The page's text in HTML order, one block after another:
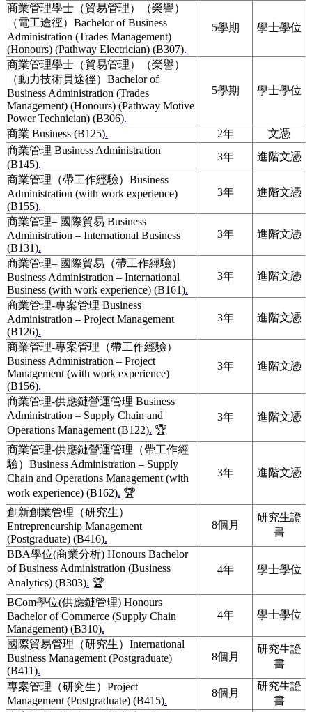
商業管理學士（貿易管理）（榮譽）
（電工途徑）Bachelor of Business
Administration (Trades Management)
(Honours) (Pathway Electrician) (B307).
5學期 學士學位
商業管理學士（貿易管理）（榮譽）
（動力技術員途徑）Bachelor of
Business Administration (Trades
Management) (Honours) (Pathway Motive
Power Technician) (B306).
5學期 學士學位
商業 Business (B125). 2年
文憑
商業管理 Business Administration
(B145).
3年
進階文憑
商業管理（帶工作經驗）Business
Administration (with work experience)
(B155).
3年 進階文憑
商業管理– 國際貿易 Business
Administration – International Business
(B131).
3年 進階文憑
商業管理– 國際貿易（帶工作經驗）
Business Administration – International
Business (with work experience) (B161).
3年 進階文憑
商業管理-專案管理 Business
Administration – Project Management
(B126).
3年 進階文憑
商業管理-專案管理（帶工作經驗）
Business Administration – Project
Management (with work experience)
(B156).
3年 進階文憑
商業管理-供應鏈營運管理 Business
Administration – Supply Chain and
Operations Management (B122). 🏆
3年 進階文憑
商業管理-供應鏈營運管理（帶工作經
驗）Business Administration – Supply
Chain and Operations Management (with
work experience) (B162). 🏆
3年 進階文憑
創新創業管理（研究生）
Entrepreneurship Management
(Postgraduate) (B416).
8個月
研究生證
書
BBA學位(商業分析) Honours Bachelor
of Business Administration (Business
Analytics) (B303). 🏆
4年 學士學位
BCom學位(供應鏈管理) Honours
Bachelor of Commerce (Supply Chain
Management) (B310).
4年 學士學位
國際貿易管理（研究生）International
Business Management (Postgraduate)
(B411).
8個月
研究生證
書
專案管理（研究生）Project
Management (Postgraduate) (B415).
8個月
研究生證
書